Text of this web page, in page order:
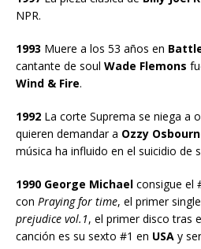
NPR.
1993 Muere a los 53 años en
cantante de soul Wade Flemons
Wind & Fire.
1992 La corte Suprema se niega a
quieren demandar a Ozzy
música ha influido en el suicidio de
1990 George Michael consigue el
con Praying for time, el primer
prejudice vol.1, el primer disco tras
canción es su sexto #1 en USA y